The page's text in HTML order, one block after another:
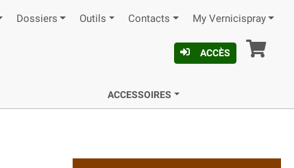
Dossiers Outils Contacts My Vernicispray
ACCÈS
ACCESSOIRES